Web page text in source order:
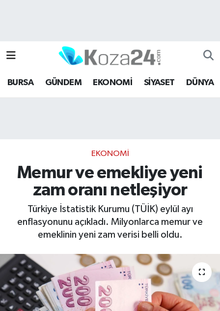
BURSA GÜNDEM EKONOMİ SİYASET DÜNYA
EKONOMİ
Memur ve emekliye yeni
zam oranı netleşiyor
Türkiye İstatistik Kurumu (TÜİK) eylül ayı
enflasyonunu açıkladı. Milyonlarca memur ve
emeklinin yeni zam verisi belli oldu.
Bursa Hava Durumu
Bursa Namaz Vakitleri
Son Dakika Haberleri
Haber Arşivi